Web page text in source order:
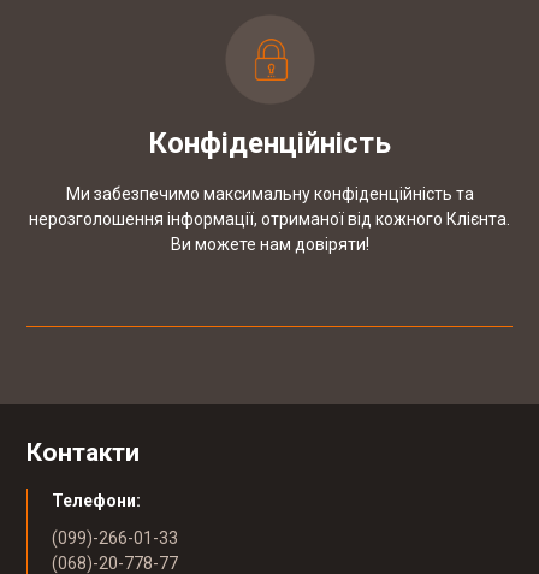
Конфіденційність
Ми забезпечимо максимальну конфіденційність та
нерозголошення інформації, отриманої від кожного Клієнта.
Ви можете нам довіряти!
Контакти
Телефони:
(099)-266-01-33
(068)-20-778-77